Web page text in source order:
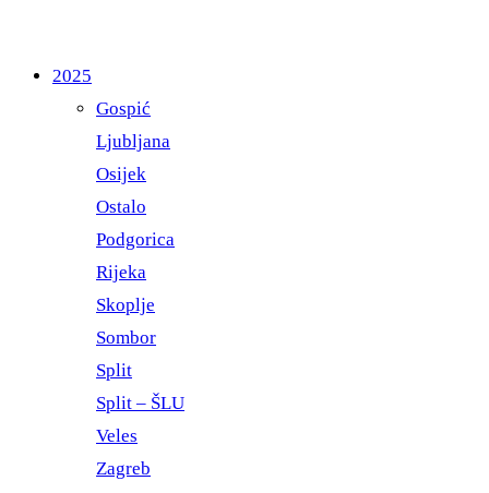
2025
Gospić
Ljubljana
Osijek
Ostalo
Podgorica
Rijeka
Skoplje
Sombor
Split
Split – ŠLU
Veles
Zagreb